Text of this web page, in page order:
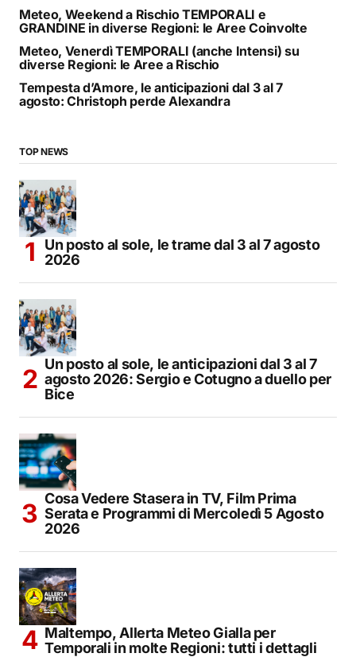
Meteo, Weekend a Rischio TEMPORALI e
GRANDINE in diverse Regioni: le Aree Coinvolte
Meteo, Venerdì TEMPORALI (anche Intensi) su
diverse Regioni: le Aree a Rischio
Tempesta d’Amore, le anticipazioni dal 3 al 7
agosto: Christoph perde Alexandra
TOP NEWS
Un posto al sole, le trame dal 3 al 7 agosto
2026
Un posto al sole, le anticipazioni dal 3 al 7
agosto 2026: Sergio e Cotugno a duello per
Bice
Cosa Vedere Stasera in TV, Film Prima
Serata e Programmi di Mercoledì 5 Agosto
2026
Maltempo, Allerta Meteo Gialla per
Temporali in molte Regioni: tutti i dettagli